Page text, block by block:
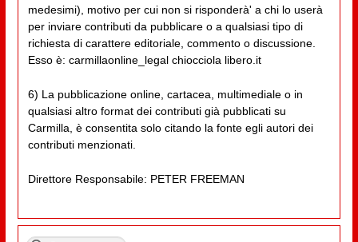
medesimi), motivo per cui non si risponderà' a chi lo userà
per inviare contributi da pubblicare o a qualsiasi tipo di
richiesta di carattere editoriale, commento o discussione.
Esso è: carmillaonline_legal chiocciola libero.it
6) La pubblicazione online, cartacea, multimediale o in
qualsiasi altro format dei contributi già pubblicati su
Carmilla, è consentita solo citando la fonte egli autori dei
contributi menzionati.
Direttore Responsabile: PETER FREEMAN